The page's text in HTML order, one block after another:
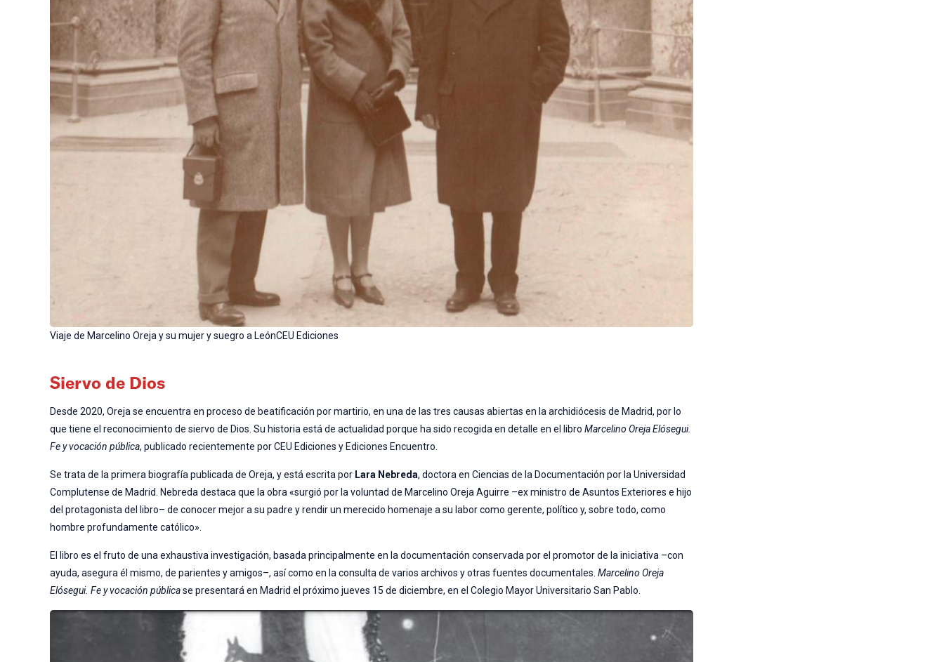
Viaje de Marcelino Oreja y su mujer y suegro a LeónCEU Ediciones
Siervo de Dios
Desde 2020, Oreja se encuentra en proceso de beatificación por martirio, en una de las tres causas abiertas en la archidiócesis de Madrid, por lo
que tiene el reconocimiento de siervo de Dios. Su historia está de actualidad porque ha sido recogida en detalle en el libroMarcelino Oreja Elósegui.
Fe y vocación pública, publicado recientemente por CEU Ediciones y Ediciones Encuentro.
Se trata de la primera biografía publicada de Oreja, y está escrita por Lara Nebreda, doctora en Ciencias de la Documentación por la Universidad
Complutense de Madrid. Nebreda destaca que la obra «surgió por la voluntad de Marcelino Oreja Aguirre –ex ministro de Asuntos Exteriores e hijo
del protagonista del libro– de conocer mejor a su padre y rendir un merecido homenaje a su labor como gerente, político y, sobre todo, como
hombre profundamente católico».
El libro es el fruto de una exhaustiva investigación, basada principalmente en la documentación conservada por el promotor de la iniciativa –con
ayuda, asegura él mismo, de parientes y amigos–, así como en la consulta de varios archivos y otras fuentes documentales.Marcelino Oreja
Elósegui. Fe y vocación públicase presentará en Madrid el próximo jueves 15 de diciembre, en el Colegio Mayor Universitario San Pablo.